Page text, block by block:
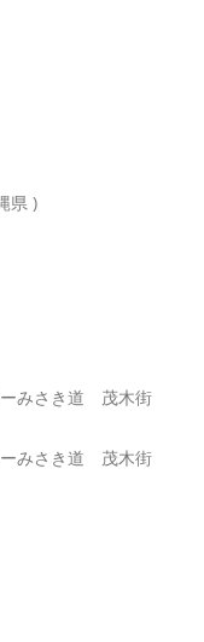
県 )
みさき道 茂木街
みさき道 茂木街